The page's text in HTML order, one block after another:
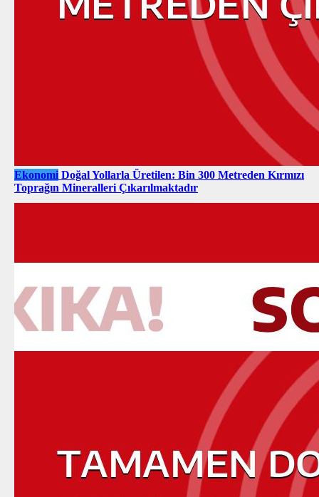
Ekonomi Doğal Yollarla Üretilen: Bin 300 Metreden Kırmızı
Toprağın Mineralleri Çıkarılmaktadır